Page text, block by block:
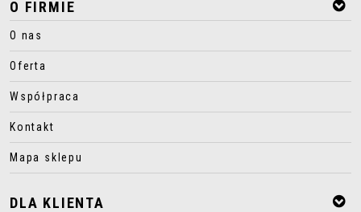
O FIRMIE
O nas
Oferta
Współpraca
Kontakt
Mapa sklepu
DLA KLIENTA